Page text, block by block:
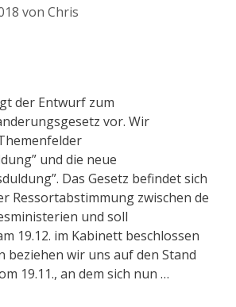
von Chris
der Entwurf zum
vor. Wir
und die neue
Das Gesetz befindet sich
Ressortabstimmung zwischen de
und soll
19.12. im Kabinett beschlossen
beziehen wir uns auf den Stand
19.11., an dem sich nun …